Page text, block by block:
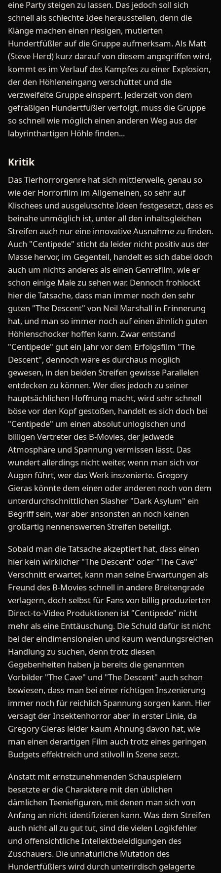
eine Party steigen zu lassen. Das jedoch soll sich
schnell als schlechte Idee herausstellen, denn die
Klänge machen einen riesigen, mutierten
Hundertfüßler auf die Gruppe aufmerksam. Als Matt
(Steve Herd) kurz darauf von diesem angegriffen wird,
kommt es im Verlauf des Kampfes zu einer Explosion,
der den Höhleneingang verschüttet und die
verzweifelte Gruppe einsperrt. Jederzeit von dem
gefräßigen Hundertfüßler verfolgt, muss die Gruppe
so schnell wie möglich einen anderen Weg aus der
labyrinthartigen Höhle finden...
Kritik
Das Tierhorrorgenre hat sich mittlerweile, genau so
wie der Horrorfilm im Allgemeinen, so sehr auf
Klischees und ausgelutschte Ideen festgesetzt, dass es
beinahe unmöglich ist, unter all den inhaltsgleichen
Streifen auch nur eine innovative Ausnahme zu finden.
Auch "Centipede" sticht da leider nicht positiv aus der
Masse hervor, im Gegenteil, handelt es sich dabei doch
auch um nichts anderes als einen Genrefilm, wie er
schon einige Male zu sehen war. Dennoch frohlockt
hier die Tatsache, dass man immer noch den sehr
guten "The Descent" von Neil Marshall in Erinnerung
hat, und man so immer noch auf einen ähnlich guten
Höhlenschocker hoffen kann. Zwar entstand
"Centipede" gut ein Jahr vor dem Erfolgsfilm "The
Descent", dennoch wäre es durchaus möglich
gewesen, in den beiden Streifen gewisse Parallelen
entdecken zu können. Wer dies jedoch zu seiner
hauptsächlichen Hoffnung macht, wird sehr schnell
böse vor den Kopf gestoßen, handelt es sich doch bei
"Centipede" um einen absolut unlogischen und
billigen Vertreter des B-Movies, der jedwede
Atmosphäre und Spannung vermissen lässt. Das
wundert allerdings nicht weiter, wenn man sich vor
Augen führt, wer das Werk inszenierte. Gregory
Gieras könnte dem einen oder anderen noch von dem
unterdurchschnittlichen Slasher "Dark Asylum" ein
Begriff sein, war aber ansonsten an noch keinen
großartig nennenswerten Streifen beteiligt.
Sobald man die Tatsache akzeptiert hat, dass einen
hier kein wirklicher "The Descent" oder "The Cave"
Verschnitt erwartet, kann man seine Erwartungen als
Freund des B-Movies schnell in andere Breitengrade
verlagern, doch selbst für Fans von billig produzierten
Direct-to-Video Produktionen ist "Centipede" nicht
mehr als eine Enttäuschung. Die Schuld dafür ist nicht
bei der eindimensionalen und kaum wendungsreichen
Handlung zu suchen, denn trotz diesen
Gegebenheiten haben ja bereits die genannten
Vorbilder "The Cave" und "The Descent" auch schon
bewiesen, dass man bei einer richtigen Inszenierung
immer noch für reichlich Spannung sorgen kann. Hier
versagt der Insektenhorror aber in erster Linie, da
Gregory Gieras leider kaum Ahnung davon hat, wie
man einen derartigen Film auch trotz eines geringen
Budgets effektreich und stilvoll in Szene setzt.
Anstatt mit ernstzunehmenden Schauspielern
besetzte er die Charaktere mit den üblichen
dämlichen Teeniefiguren, mit denen man sich von
Anfang an nicht identifizieren kann. Was dem Streifen
auch nicht all zu gut tut, sind die vielen Logikfehler
und offensichtliche Intellektbeleidigungen des
Zuschauers. Die unnatürliche Mutation des
Hundertfüßlers wird durch unterirdisch gelagerte